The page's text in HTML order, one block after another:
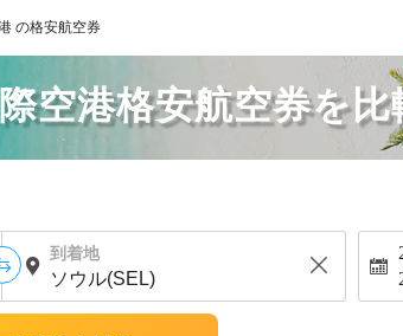
の格安航空券
空港格安航空券を比
到着地